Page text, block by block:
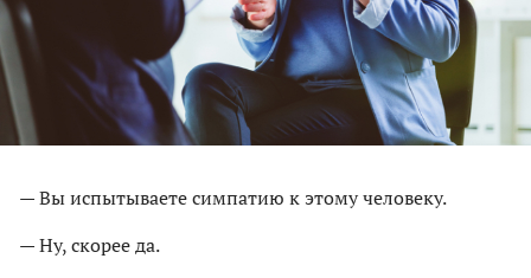
— Вы испытываете симпатию к этому человеку.
— Ну, скорее да.